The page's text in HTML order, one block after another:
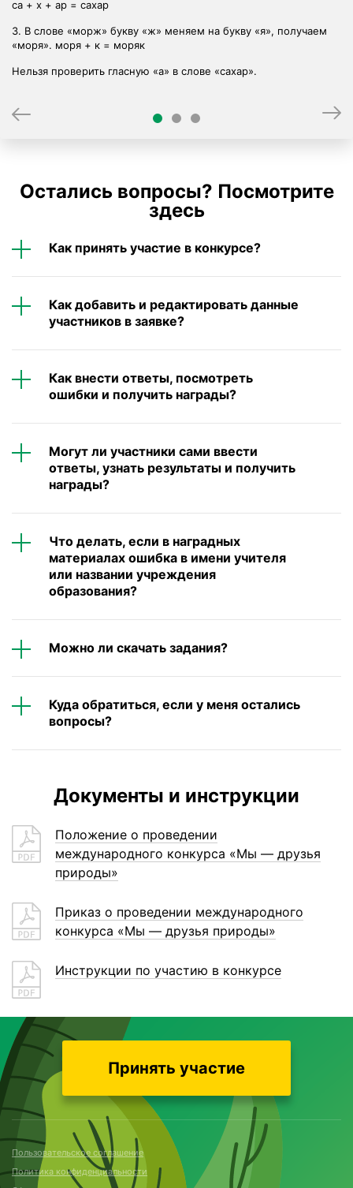
Остались вопросы? Посмотрите
здесь
Как принять участие в конкурсе?
Как добавить и редактировать данные
участников в заявке?
Как внести ответы, посмотреть
ошибки и получить награды?
Могут ли участники сами ввести
ответы, узнать результаты и получить
награды?
Что делать, если в наградных
материалах ошибка в имени учителя
или названии учреждения
образования?
Можно ли скачать задания?
Куда обратиться, если у меня остались
вопросы?
Документы и инструкции
Положение о проведении
международного конкурса «Мы — друзья
природы»
Приказ о проведении международного
конкурса «Мы — друзья природы»
Инструкции по участию в конкурсе
Принять участие
Пользовательское соглашение
Политика конфиденциальности